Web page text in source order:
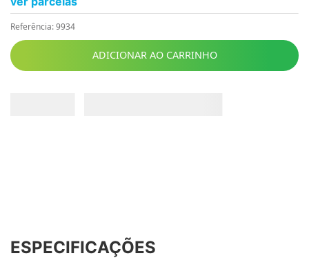
Referência:9934
ADICIONAR AO CARRINHO
ESPECIFICAÇÕES